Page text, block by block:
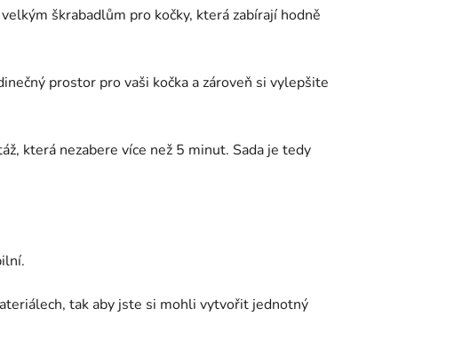
škrabadlům pro kočky, která zabírají hodně
prostor pro vaši kočka a zároveň si vylepšite
která nezabere více než 5 minut. Sada je tedy
tak aby jste si mohli vytvořit jednotný